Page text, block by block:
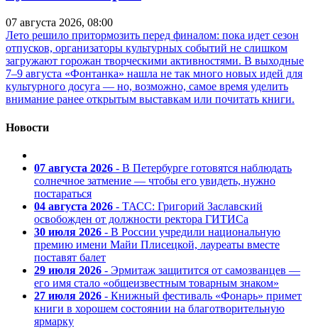
07 августа 2026, 08:00
Лето решило притормозить перед финалом: пока идет сезон
отпусков, организаторы культурных событий не слишком
загружают горожан творческими активностями. В выходные
7–9 августа «Фонтанка» нашла не так много новых идей для
культурного досуга — но, возможно, самое время уделить
внимание ранее открытым выставкам или почитать книги.
Новости
07 августа 2026 - В Петербурге готовятся наблюдать
солнечное затмение — чтобы его увидеть, нужно
постараться
04 августа 2026 - ТАСС: Григорий Заславский
освобожден от должности ректора ГИТИСа
30 июля 2026 - В России учредили национальную
премию имени Майи Плисецкой, лауреаты вместе
поставят балет
29 июля 2026 - Эрмитаж защитится от самозванцев —
его имя стало «общеизвестным товарным знаком»
27 июля 2026 - Книжный фестиваль «Фонарь» примет
книги в хорошем состоянии на благотворительную
ярмарку